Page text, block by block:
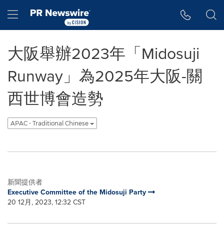
Hamburger menu
大阪舉辦2023年「Midosuji
Runway」為2025年大阪-關
西世博會造勢
APAC - Traditional Chinese
新聞提供者
Executive Committee of the Midosuji Party
20 12月, 2023, 12:32 CST